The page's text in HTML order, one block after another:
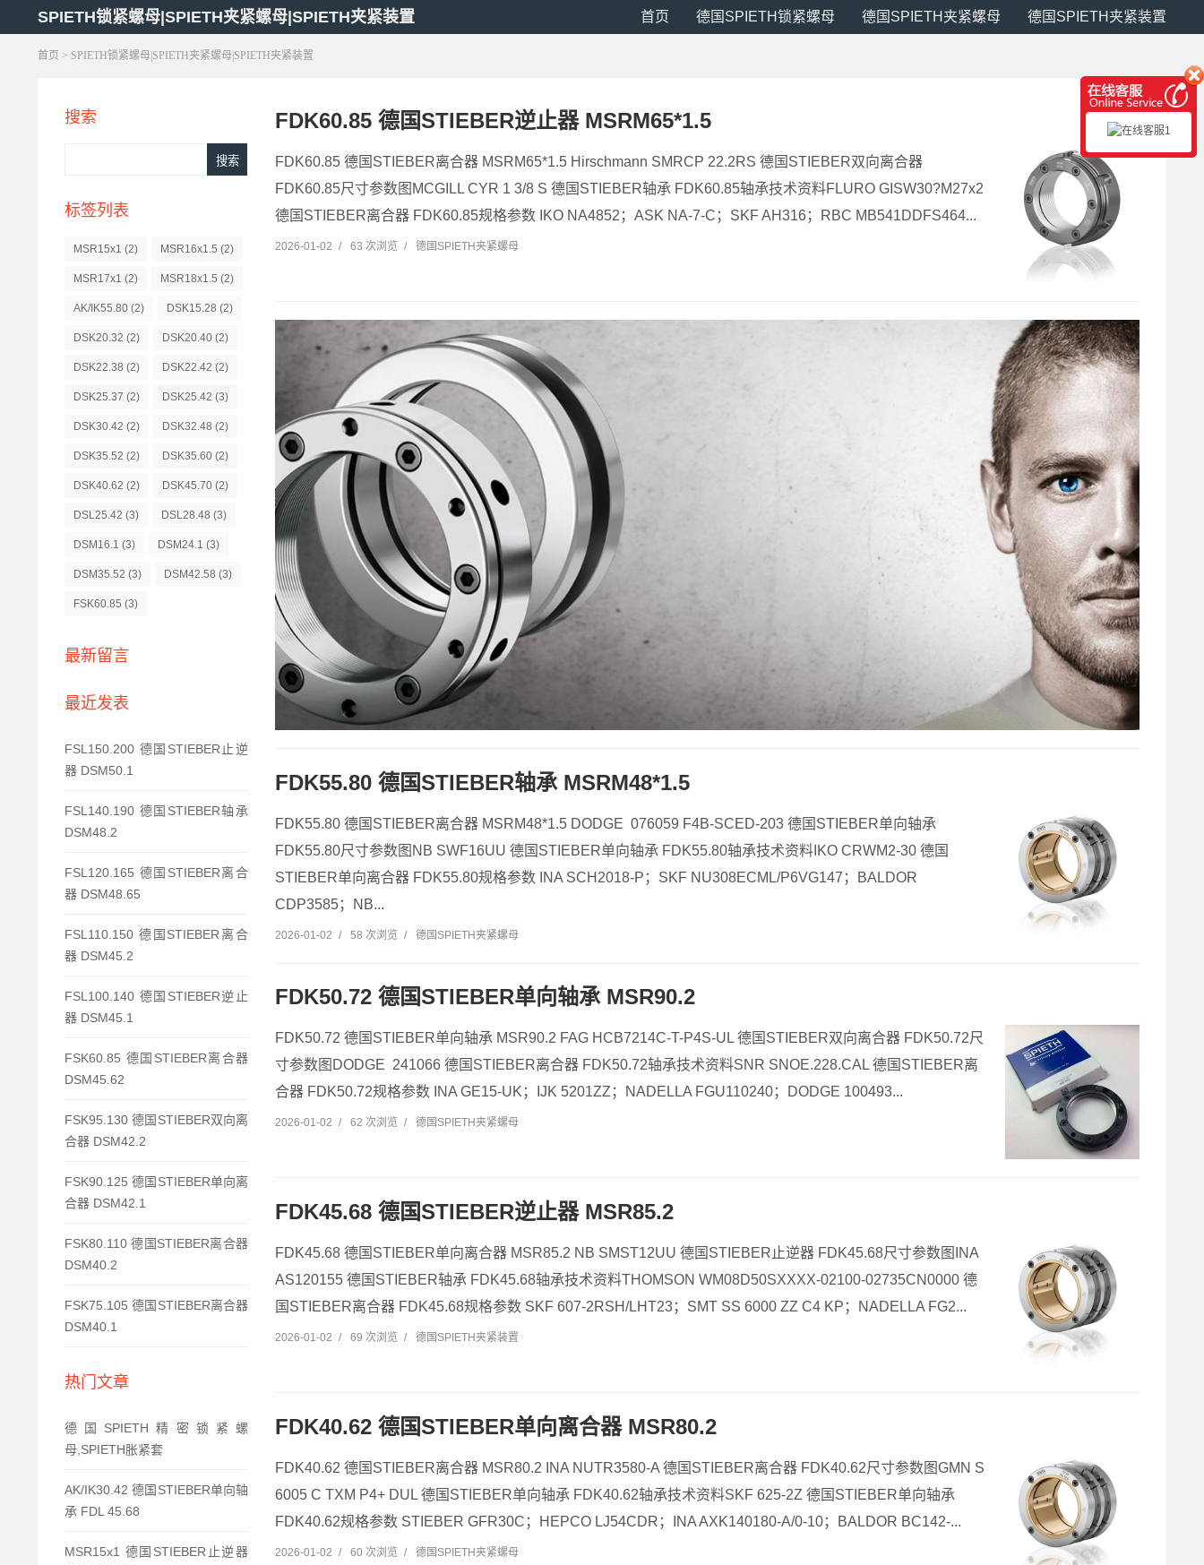
SPIETH锁紧螺母|SPIETH夹紧螺母|SPIETH夹紧装置 首页 德国SPIETH锁紧螺母 德国SPIETH夹紧螺母 德国SPIETH夹紧装置
首页 > SPIETH锁紧螺母|SPIETH夹紧螺母|SPIETH夹紧装置
搜索
标签列表
MSR15x1 (2) MSR16x1.5 (2)
MSR17x1 (2) MSR18x1.5 (2)
AK/IK55.80 (2) DSK15.28 (2)
DSK20.32 (2) DSK20.40 (2)
DSK22.38 (2) DSK22.42 (2)
DSK25.37 (2) DSK25.42 (3)
DSK30.42 (2) DSK32.48 (2)
DSK35.52 (2) DSK35.60 (2)
DSK40.62 (2) DSK45.70 (2)
DSL25.42 (3) DSL28.48 (3)
DSM16.1 (3) DSM24.1 (3)
DSM35.52 (3) DSM42.58 (3)
FSK60.85 (3)
最新留言
最近发表
FSL150.200 德国STIEBER止逆
器 DSM50.1
FSL140.190 德国STIEBER轴承
DSM48.2
FSL120.165 德国STIEBER离合
器 DSM48.65
FSL110.150 德国STIEBER离合
器 DSM45.2
FSL100.140 德国STIEBER逆止
器 DSM45.1
FSK60.85 德国STIEBER离合器
DSM45.62
FSK95.130 德国STIEBER双向离
合器 DSM42.2
FSK90.125 德国STIEBER单向离
合器 DSM42.1
FSK80.110 德国STIEBER离合器
DSM40.2
FSK75.105 德国STIEBER离合器
DSM40.1
热门文章
德国SPIETH精密锁紧螺
母,SPIETH胀紧套
AK/IK30.42 德国STIEBER单向轴
承 FDL 45.68
MSR15x1 德国STIEBER止逆器
FDK60.85 德国STIEBER逆止器 MSRM65*1.5
FDK60.85 德国STIEBER离合器 MSRM65*1.5 Hirschmann SMRCP 22.2RS 德国STIEBER双向离合器
FDK60.85尺寸参数图MCGILL CYR 1 3/8 S 德国STIEBER轴承 FDK60.85轴承技术资料FLURO GISW30?M27x2
德国STIEBER离合器 FDK60.85规格参数 IKO NA4852；ASK NA-7-C；SKF AH316；RBC MB541DDFS464...
2026-01-02 / 63 次浏览 / 德国SPIETH夹紧螺母
FDK55.80 德国STIEBER轴承 MSRM48*1.5
FDK55.80 德国STIEBER离合器 MSRM48*1.5 DODGE 076059 F4B-SCED-203 德国STIEBER单向轴承
FDK55.80尺寸参数图NB SWF16UU 德国STIEBER单向轴承 FDK55.80轴承技术资料IKO CRWM2-30 德国
STIEBER单向离合器 FDK55.80规格参数 INA SCH2018-P；SKF NU308ECML/P6VG147；BALDOR
CDP3585；NB...
2026-01-02 / 58 次浏览 / 德国SPIETH夹紧螺母
FDK50.72 德国STIEBER单向轴承 MSR90.2
FDK50.72 德国STIEBER单向轴承 MSR90.2 FAG HCB7214C-T-P4S-UL 德国STIEBER双向离合器 FDK50.72尺
寸参数图DODGE 241066 德国STIEBER离合器 FDK50.72轴承技术资料SNR SNOE.228.CAL 德国STIEBER离
合器 FDK50.72规格参数 INA GE15-UK；IJK 5201ZZ；NADELLA FGU110240；DODGE 100493...
2026-01-02 / 62 次浏览 / 德国SPIETH夹紧螺母
FDK45.68 德国STIEBER逆止器 MSR85.2
FDK45.68 德国STIEBER单向离合器 MSR85.2 NB SMST12UU 德国STIEBER止逆器 FDK45.68尺寸参数图INA
AS120155 德国STIEBER轴承 FDK45.68轴承技术资料THOMSON WM08D50SXXXX-02100-02735CN0000 德
国STIEBER离合器 FDK45.68规格参数 SKF 607-2RSH/LHT23；SMT SS 6000 ZZ C4 KP；NADELLA FG2...
2026-01-02 / 69 次浏览 / 德国SPIETH夹紧装置
FDK40.62 德国STIEBER单向离合器 MSR80.2
FDK40.62 德国STIEBER离合器 MSR80.2 INA NUTR3580-A 德国STIEBER离合器 FDK40.62尺寸参数图GMN S
6005 C TXM P4+ DUL 德国STIEBER单向轴承 FDK40.62轴承技术资料SKF 625-2Z 德国STIEBER单向轴承
FDK40.62规格参数 STIEBER GFR30C；HEPCO LJ54CDR；INA AXK140180-A/0-10；BALDOR BC142-...
2026-01-02 / 60 次浏览 / 德国SPIETH夹紧螺母